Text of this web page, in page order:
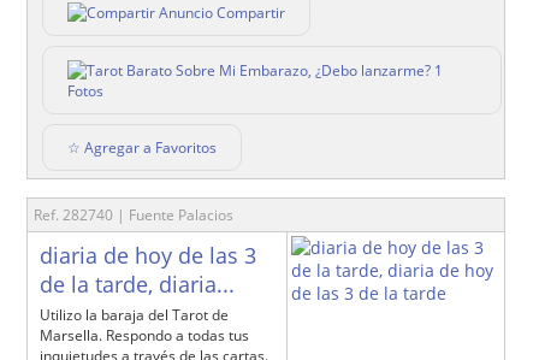
Compartir
1
Fotos
☆ Agregar a Favoritos
Ref. 282740 | Fuente Palacios
diaria de hoy de las 3
de la tarde, diaria...
Utilizo la baraja del Tarot de
Marsella. Respondo a todas tus
inquietudes a través de las cartas.